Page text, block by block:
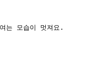
는 모습이 멋져요.